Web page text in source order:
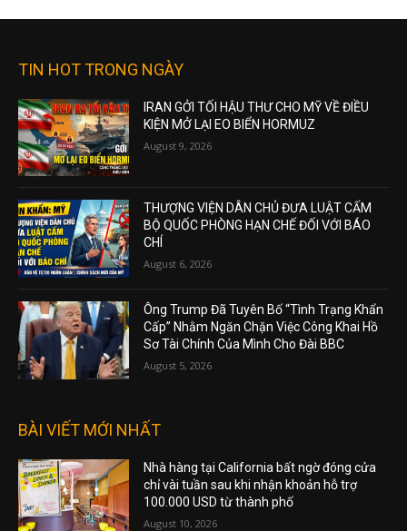
TIN HOT TRONG NGÀY
IRAN GỞI TỐI HẬU THƯ CHO MỸ VỀ ĐIỀU
KIỆN MỞ LẠI EO BIỂN HORMUZ
August 9, 2026
THƯỢNG VIỆN DÂN CHỦ ĐƯA LUẬT CẤM
BỘ QUỐC PHÒNG HẠN CHẾ ĐỐI VỚI BÁO
CHÍ
August 6, 2026
Ông Trump Đã Tuyên Bố “Tình Trạng Khẩn
Cấp” Nhằm Ngăn Chặn Việc Công Khai Hồ
Sơ Tài Chính Của Mình Cho Đài BBC
August 5, 2026
BÀI VIẾT MỚI NHẤT
Nhà hàng tại California bất ngờ đóng cửa
chỉ vài tuần sau khi nhận khoản hỗ trợ
100.000 USD từ thành phố
August 10, 2026